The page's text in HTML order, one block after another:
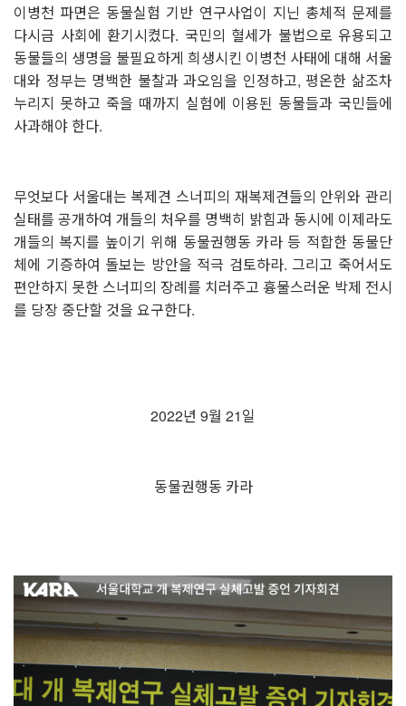
이병천 파면은 동물실험 기반 연구사업이 지닌 총체적 문제를
다시금 사회에 환기시켰다. 국민의 혈세가 불법으로 유용되고
동물들의 생명을 불필요하게 희생시킨 이병천 사태에 대해 서울
대와 정부는 명백한 불찰과 과오임을 인정하고, 평온한 삶조차
누리지 못하고 죽을 때까지 실험에 이용된 동물들과 국민들에
사과해야 한다.
무엇보다 서울대는 복제견 스너피의 재복제견들의 안위와 관리
실태를 공개하여 개들의 처우를 명백히 밝힘과 동시에 이제라도
개들의 복지를 높이기 위해 동물권행동 카라 등 적합한 동물단
체에 기증하여 돌보는 방안을 적극 검토하라. 그리고 죽어서도
편안하지 못한 스너피의 장례를 치러주고 흉물스러운 박제 전시
를 당장 중단할 것을 요구한다.
2022년 9월 21일
동물권행동 카라